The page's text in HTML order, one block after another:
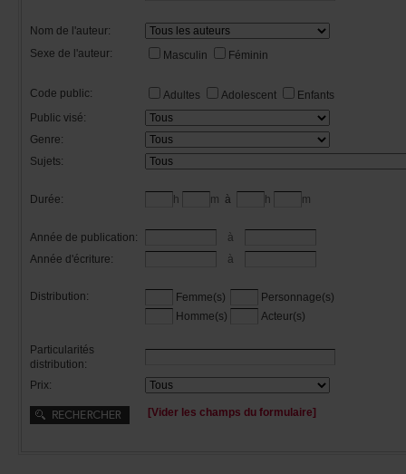
Nomdel'auteur:
Sexedel'auteur:
Masculin Féminin
Codepublic: Adultes Adolescent
Enfants
Publicvisé:
Genre:
Sujets:
Durée: h m à h m
Annéedepublication:
à
Annéed'écriture:
à
Distribution: Femme(s)
Personnage(s)
Homme(s)
Acteur(s)
Particularités
distribution:
Prix:
[Viderleschampsduformulaire]